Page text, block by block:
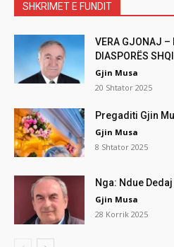
SHKRIMET E FUNDIT
VERA GJONAJ –
DIASPORËS
Gjin Musa
20 Shtator 2025
Pregaditi Gjin
Gjin Musa
8 Shtator 2025
Nga: Ndue Dedaj
Gjin Musa
28 Korrik 2025